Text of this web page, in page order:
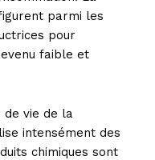
parmi les
pour
faible et
de vie de la
intensément des
chimiques sont